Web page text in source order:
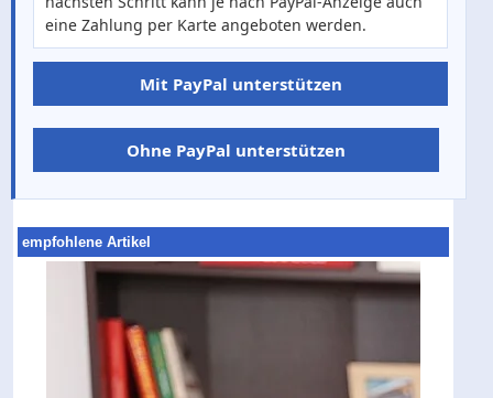
eine Zahlung per Karte angeboten werden.
Mit PayPal unterstützen
Ohne PayPal unterstützen
empfohlene Artikel